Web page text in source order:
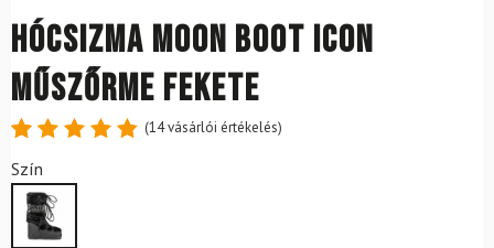
Hócsizma MOON BOOT Icon
Műszőrme fekete
4.86
5-ből,
értékelés
alapján
(14vásárlói értékelés)
Szín